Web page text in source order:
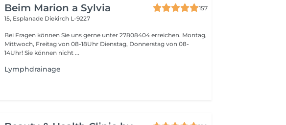
Beim Marion a Sylvia
157
15, Esplanade Diekirch L-9227
Bei Fragen können Sie uns gerne unter 27808404 erreichen. Montag,
Mittwoch, Freitag von 08-18Uhr Dienstag, Donnerstag von 08-
14Uhr! Sie können nicht ...
Lymphdrainage